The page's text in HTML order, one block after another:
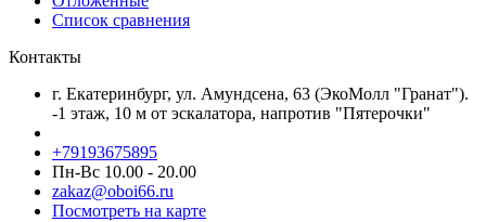
Список сравнения
Контакты
г. Екатеринбург, ул. Амундсена, 63 (ЭкоМолл "Гранат").
-1 этаж, 10 м от эскалатора, напротив "Пятерочки"
+79193675895
Пн-Вс 10.00 - 20.00
zakaz@oboi66.ru
Посмотреть на карте